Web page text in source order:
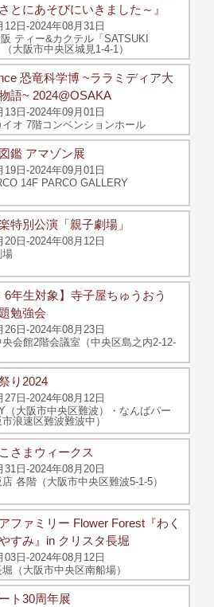
とにあそびにいきました～』
12日-2024年08月31日
ティー&カクテル「SATSUKI
大阪市中央区城見1-4-1）
恐竜科学博 ~ララミディア大
語~ 2024@OSAKA
13日-2024年09月01日
イオ 7階コンベンションホール
鑑 アマゾン展
19日-2024年09月01日
14F PARCO GALLERY
特別公演「親子劇場」
20日-2024年08月12日
場
6年生対象】寺子屋ちゅうおう
勉強会
26日-2024年08月23日
会館2階会議室（中央区島之内2-12-
り2024
27日-2024年08月12日
（大阪市中央区難波）・なんばパー
浪速区難波難波中）
さまウィークス
31日-2024年08月20日
各階（大阪市中央区難波5-1-5）
ファミリー Flower Forest『わく
すみ』in クリスタ長堀
03日-2024年08月12日
（大阪市中央区南船場）
ト30周年展